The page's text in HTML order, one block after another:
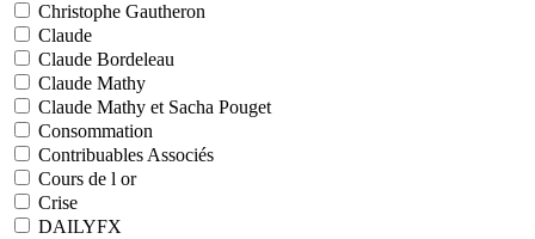
Christophe Gautheron
Claude
Claude Bordeleau
Claude Mathy
Claude Mathy et Sacha Pouget
Consommation
Contribuables Associés
Cours de l or
Crise
DAILYFX